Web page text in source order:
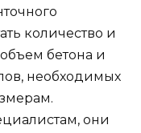
количество и
бетона и
необходимых
они